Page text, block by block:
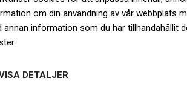
om din användning av vår webbplats
annan information som du har tillhandahållit
DETALJER